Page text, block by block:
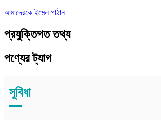
আমাদেরকে ইমেল পাঠান
প্রযুক্তিগত তথ্য
পণ্যের ট্যাগ
সুবিধা